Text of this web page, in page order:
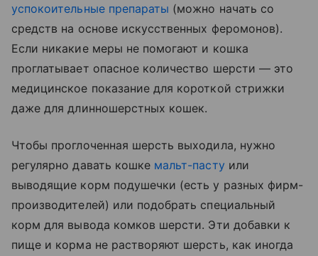
успокоительные препараты (можно начать со
средств на основе искусственных феромонов).
Если никакие меры не помогают и кошка
проглатывает опасное количество шерсти — это
медицинское показание для короткой стрижки
даже для длинношерстных кошек.
Чтобы проглоченная шерсть выходила, нужно
регулярно давать кошке мальт-пасту или
выводящие корм подушечки (есть у разных фирм-
производителей) или подобрать специальный
корм для вывода комков шерсти. Эти добавки к
пище и корма не растворяют шерсть, как иногда